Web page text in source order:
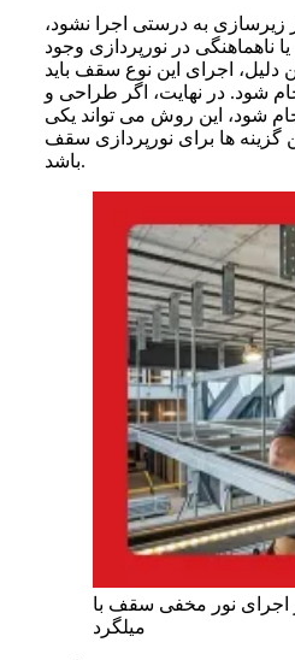
زیرسازی به درستی اجرا نشود،
ناهماهنگی در نورپردازی وجود
دلیل، اجرای این نوع سقف باید
شود. در نهایت، اگر طراحی و
شود، این روش می تواند یکی
گزینه ها برای نورپردازی سقف
باشد.
اجرای نور مخفی سقف با
میلگرد